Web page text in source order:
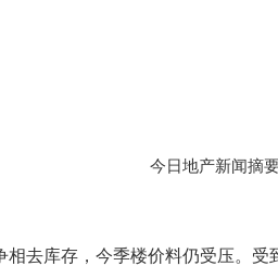
今日地产新闻摘
相去库存，今季楼价料仍受压。